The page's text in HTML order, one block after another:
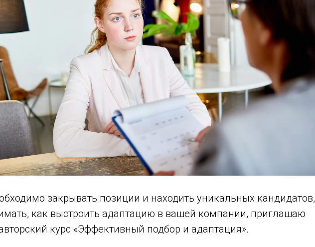
закрывать позиции и находить уникальных кандидатов,
как выстроить адаптацию в вашей компании, приглашаю
курс «Эффективный подбор и адаптация».